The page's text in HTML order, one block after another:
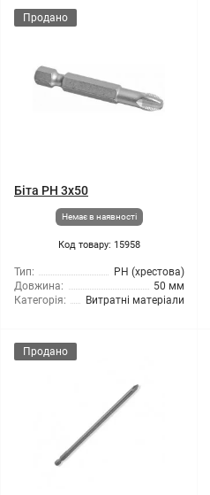
Продано
Біта PH 3x50
Немає в наявності
Код товару: 15958
Тип:
РН (хрестова)
Довжина:
50 мм
Категорія:
Витратні матеріали
Продано